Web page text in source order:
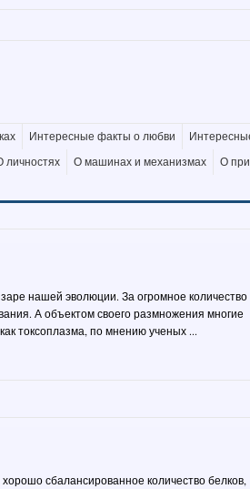
Интересные факты о любви
личностях О машинах и механизмах О
нашей эволюции. За огромное количество
А объектом своего размножения многие
токсоплазма, по мнению ученых ...
сбалансированное количество белков,